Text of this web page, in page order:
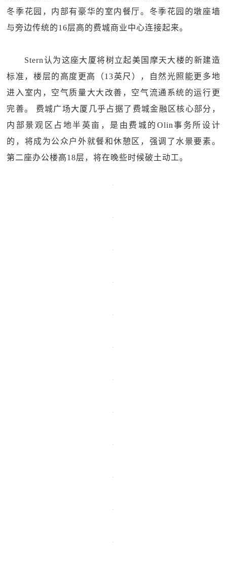
冬季花园，内部有豪华的室内餐厅。冬季花园的墩座墙
与旁边传统的16层高的费城商业中心连接起来。
Stern认为这座大厦将树立起美国摩天大楼的新建造
标准，楼层的高度更高（13英尺），自然光照能更多地
进入室内，空气质量大大改善，空气流通系统的运行更
完善。 费城广场大厦几乎占据了费城金融区核心部分，
内部景观区占地半英亩，是由费城的Olin事务所设计
的，将成为公众户外就餐和休憩区，强调了水景要素。
第二座办公楼高18层，将在晚些时候破土动工。